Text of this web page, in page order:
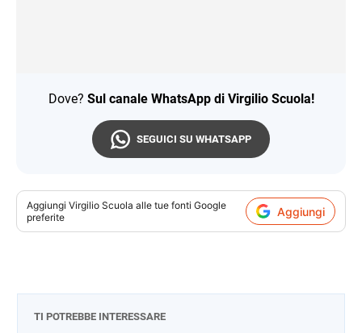
Dove? Sul canale WhatsApp di Virgilio Scuola!
SEGUICI SU WHATSAPP
Aggiungi Virgilio Scuola alle tue fonti Google
preferite
Aggiungi
TI POTREBBE INTERESSARE